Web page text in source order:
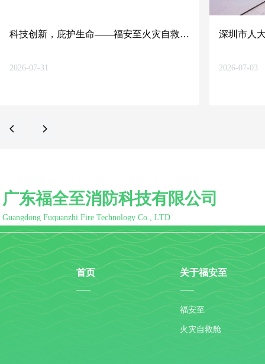
科技创新，庇护生命——福安至火灾自救舱
2026-07-31
深圳市人
2026-07-03
넳 넲
首页
——
关于福安至
——
福安至
火灾自救舱
广东福全至消防科技有限公司
Guangdong Fuquanzhi Fire Technology Co., LTD